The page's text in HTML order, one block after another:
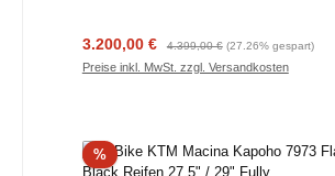
Verkaufspreis:
3.200,00 € Regulärer Preis:
4.399,00 € (27.26% gespart)
Preise inkl. MwSt. zzgl. Versandkosten
%Rabatt